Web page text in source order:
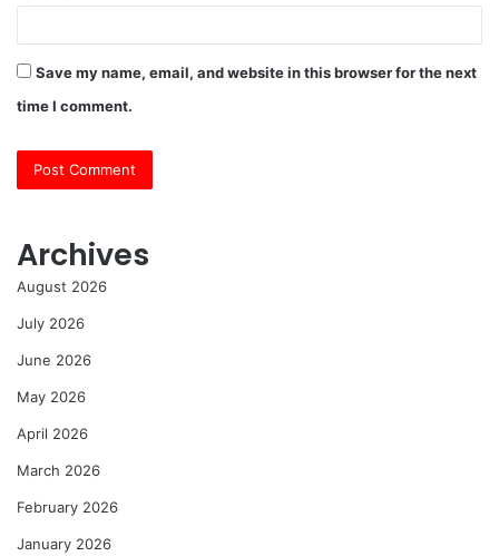
Save my name, email, and website in this browser for the next
time I comment.
Archives
August 2026
July 2026
June 2026
May 2026
April 2026
March 2026
February 2026
January 2026